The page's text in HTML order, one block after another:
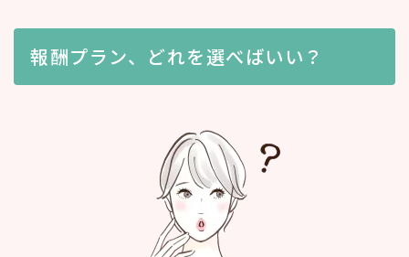
報酬プラン、どれを選べばいい？